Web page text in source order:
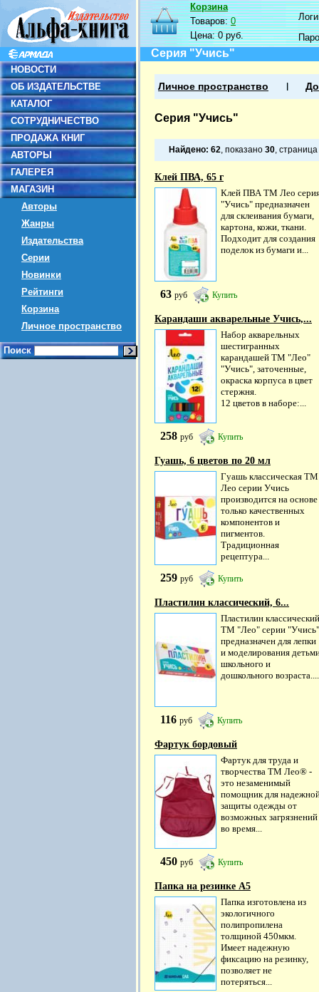
НОВОСТИ
ОБ ИЗДАТЕЛЬСТВЕ
КАТАЛОГ
СОТРУДНИЧЕСТВО
ПРОДАЖА КНИГ
АВТОРЫ
ГАЛЕРЕЯ
МАГАЗИН
Авторы
Жанры
Издательства
Серии
Новинки
Рейтинги
Корзина
Личное пространство
Поиск
Корзина
Товаров:0
Цена:0 руб.
Серия "Учись"
Личное пространство
Серия "Учись"
Найдено: 62, показано 30, страница
Клей ПВА, 65 г
Клей ПВА ТМ Лео
"Учись" предназначен
для склеивания бумаги,
картона, кожи, ткани.
Подходит для создания
поделок из бумаги и...
63 руб Купить
Карандаши акварельные Учись,...
Набор акварельных
шестигранных
карандашей ТМ "Лео"
"Учись", заточенные,
окраска корпуса в цвет
стержня.
12 цветов в наборе:...
258 руб Купить
Гуашь, 6 цветов по 20 мл
Гуашь классическая ТМ
Лео серии Учись
производится на основе
только качественных
компонентов и
пигментов.
Традиционная
рецептура...
259 руб Купить
Пластилин классический, 6...
Пластилин классический
ТМ "Лео" серии "Учись"
предназначен для лепки
и моделирования
школьного и
дошкольного возраста....
116 руб Купить
Фартук бордовый
Фартук для труда и
творчества ТМ Лео® -
это незаменимый
помощник для
защиты одежды от
возможных загрязнений
во время...
450 руб Купить
Папка на резинке A5
Папка изготовлена из
экологичного
полипропилена
толщиной 450мкм.
Имеет надежную
фиксацию на резинку,
позволяет не
потеряться...